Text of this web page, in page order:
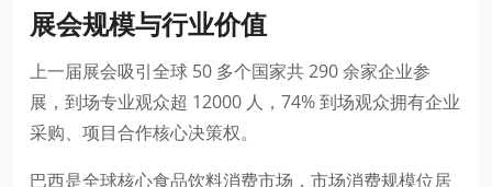
展会规模与行业价值
上一届展会吸引全球 50 多个国家共 290 余家企业参
展，到场专业观众超 12000 人，74% 到场观众拥有企业
采购、项目合作核心决策权。
巴西是全球核心食品饮料消费市场，市场消费规模位居